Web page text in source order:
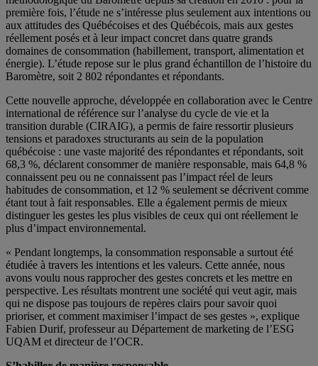
première fois, l’étude ne s’intéresse plus seulement aux intentions ou
aux attitudes des Québécoises et des Québécois, mais aux gestes
réellement posés et à leur impact concret dans quatre grands
domaines de consommation (habillement, transport, alimentation et
énergie). L’étude repose sur le plus grand échantillon de l’histoire du
Baromètre, soit 2 802 répondantes et répondants.
Cette nouvelle approche, développée en collaboration avec le Centre
international de référence sur l’analyse du cycle de vie et la
transition durable (CIRAIG), a permis de faire ressortir plusieurs
tensions et paradoxes structurants au sein de la population
québécoise : une vaste majorité des répondantes et répondants, soit
68,3 %, déclarent consommer de manière responsable, mais 64,8 %
connaissent peu ou ne connaissent pas l’impact réel de leurs
habitudes de consommation, et 12 % seulement se décrivent comme
étant tout à fait responsables. Elle a également permis de mieux
distinguer les gestes les plus visibles de ceux qui ont réellement le
plus d’impact environnemental.
« Pendant longtemps, la consommation responsable a surtout été
étudiée à travers les intentions et les valeurs. Cette année, nous
avons voulu nous rapprocher des gestes concrets et les mettre en
perspective. Les résultats montrent une société qui veut agir, mais
qui ne dispose pas toujours de repères clairs pour savoir quoi
prioriser, et comment maximiser l’impact de ses gestes », explique
Fabien Durif, professeur au Département de marketing de l’ESG
UQAM et directeur de l’OCR.